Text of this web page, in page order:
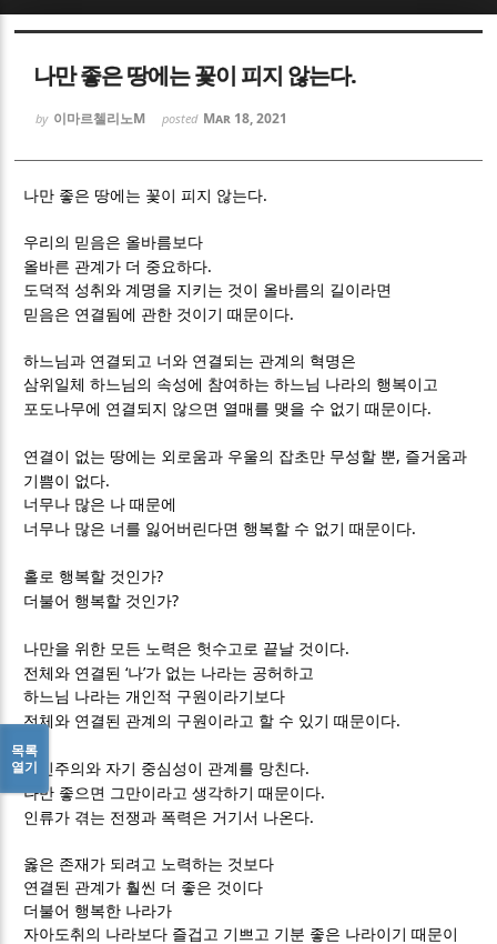
나만 좋은 땅에는 꽃이 피지 않는다.
by 이마르첼리노M posted Mar 18, 2021
나만 좋은 땅에는 꽃이 피지 않는다.
우리의 믿음은 올바름보다
올바른 관계가 더 중요하다.
도덕적 성취와 계명을 지키는 것이 올바름의 길이라면
믿음은 연결됨에 관한 것이기 때문이다.
하느님과 연결되고 너와 연결되는 관계의 혁명은
삼위일체 하느님의 속성에 참여하는 하느님 나라의 행복이고
포도나무에 연결되지 않으면 열매를 맺을 수 없기 때문이다.
연결이 없는 땅에는 외로움과 우울의 잡초만 무성할 뿐, 즐거움과
기쁨이 없다.
너무나 많은 나 때문에
너무나 많은 너를 잃어버린다면 행복할 수 없기 때문이다.
홀로 행복할 것인가?
더불어 행복할 것인가?
나만을 위한 모든 노력은 헛수고로 끝날 것이다.
전체와 연결된‘나’가 없는 나라는 공허하고
하느님 나라는 개인적 구원이라기보다
전체와 연결된 관계의 구원이라고 할 수 있기 때문이다.
개인주의와 자기 중심성이 관계를 망친다.
나만 좋으면 그만이라고 생각하기 때문이다.
인류가 겪는 전쟁과 폭력은 거기서 나온다.
옳은 존재가 되려고 노력하는 것보다
연결된 관계가 훨씬 더 좋은 것이다
더불어 행복한 나라가
자아도취의 나라보다 즐겁고 기쁘고 기분 좋은 나라이기 때문이
목록
열기
Sketchbook5, 스케치북5
Sketchbook5, 스케치북5
Sketchbook5, 스케치북5
Sketchbook5, 스케치북5